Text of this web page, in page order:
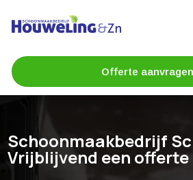
Offerte aanvragen
Schoonmaakbedrijf
Vrijblijvend een